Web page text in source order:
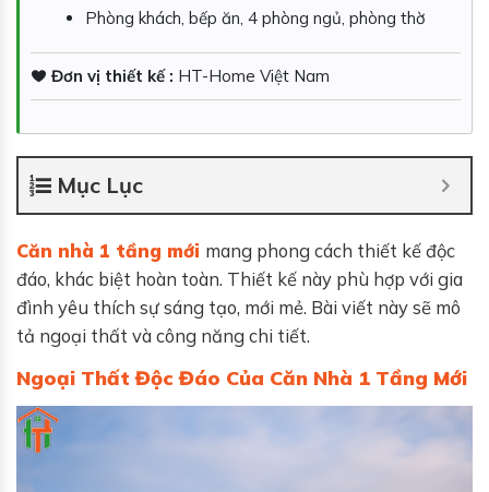
Phòng khách, bếp ăn, 4 phòng ngủ, phòng thờ
Đơn vị thiết kế : HT-Home Việt Nam
Mục Lục
Căn nhà 1 tầng mới mang phong cách thiết kế độc
đáo, khác biệt hoàn toàn. Thiết kế này phù hợp với gia
đình yêu thích sự sáng tạo, mới mẻ. Bài viết này sẽ mô
tả ngoại thất và công năng chi tiết.
Ngoại Thất Độc Đáo Của Căn Nhà 1 Tầng Mới